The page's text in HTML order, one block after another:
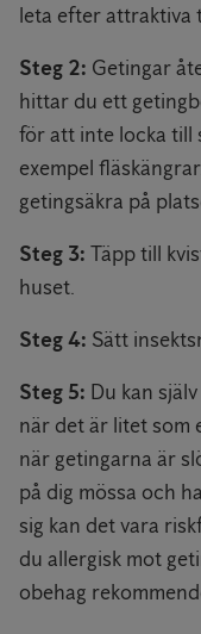
leta efter attraktiva
Steg 2: Getingar
hittar du ett
för att inte locka till
exempel
getingsäkra på
Steg 3: Täpp till
huset.
Steg 4: Sätt
Steg 5: Du kan
när det är litet som
när getingarna är
på dig mössa och
sig kan det vara
du allergisk mot
obehag